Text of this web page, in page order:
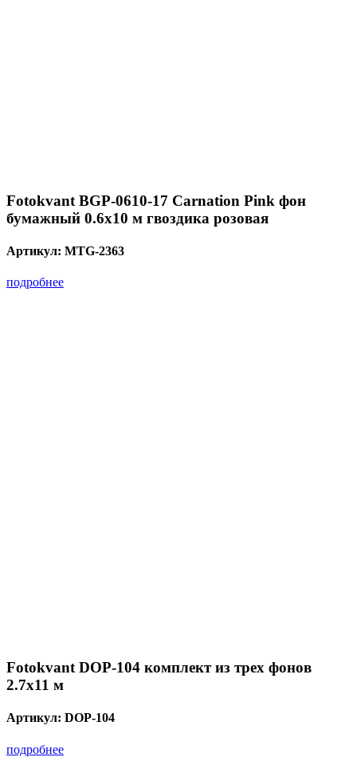
Fotokvant BGP-0610-17 Carnation Pink фон
бумажный 0.6х10 м гвоздика розовая
Артикул: MTG-2363
подробнее
Fotokvant DOP-104 комплект из трех фонов
2.7х11 м
Артикул: DOP-104
подробнее